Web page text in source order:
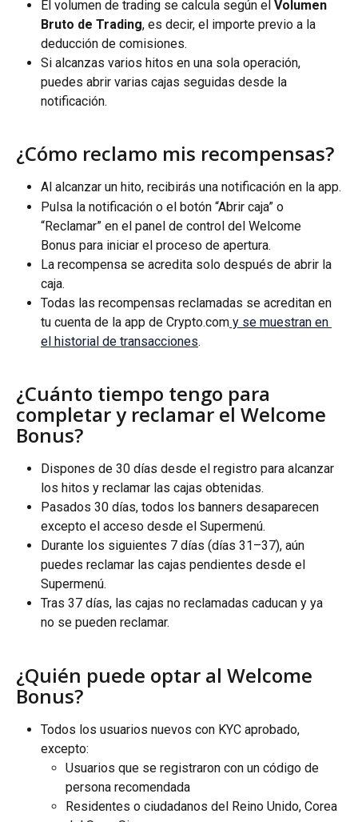
El volumen de trading se calcula según el Volumen
Bruto de Trading, es decir, el importe previo a la
deducción de comisiones.
Si alcanzas varios hitos en una sola operación,
puedes abrir varias cajas seguidas desde la
notificación.
¿Cómo reclamo mis recompensas?
Al alcanzar un hito, recibirás una notificación en la app.
Pulsa la notificación o el botón “Abrir caja” o
“Reclamar” en el panel de control del Welcome
Bonus para iniciar el proceso de apertura.
La recompensa se acredita solo después de abrir la
caja.
Todas las recompensas reclamadas se acreditan en
tu cuenta de la app de Crypto.com y se muestran en
el historial de transacciones.
¿Cuánto tiempo tengo para
completar y reclamar el Welcome
Bonus?
Dispones de 30 días desde el registro para alcanzar
los hitos y reclamar las cajas obtenidas.
Pasados 30 días, todos los banners desaparecen
excepto el acceso desde el Supermenú.
Durante los siguientes 7 días (días 31–37), aún
puedes reclamar las cajas pendientes desde el
Supermenú.
Tras 37 días, las cajas no reclamadas caducan y ya
no se pueden reclamar.
¿Quién puede optar al Welcome
Bonus?
Todos los usuarios nuevos con KYC aprobado,
excepto:
Usuarios que se registraron con un código de
persona recomendada
Residentes o ciudadanos del Reino Unido, Corea